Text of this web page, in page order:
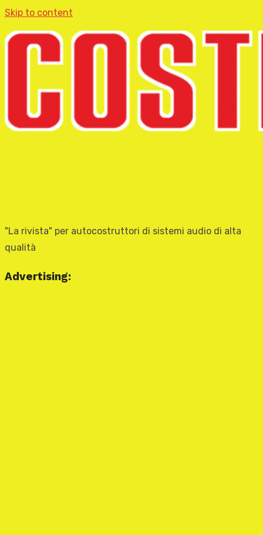
Skip to content
"La rivista" per autocostruttori di sistemi audio di alta
qualità
Advertising: